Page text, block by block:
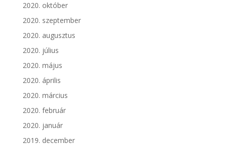
2020. október
2020. szeptember
2020. augusztus
2020. július
2020. május
2020. április
2020. március
2020. február
2020. január
2019. december